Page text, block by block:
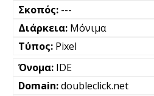
---
Μόνιμα
Pixel
IDE
doubleclick.net